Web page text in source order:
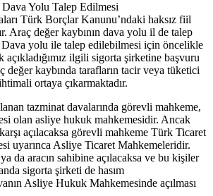
Yolu Talep Edilmesi
Türk Borçlar Kanunu’ndaki haksız fiil
Araç değer kaybının dava yolu il de talep
yolu ile talep edilebilmesi için öncelikle
açıkladığımız ilgili sigorta şirketine başvuru
değer kaybında tarafların tacir veya tüketici
ortaya çıkarmaktadır.
tazminat davalarında görevli mahkeme,
olan asliye hukuk mahkemesidir. Ancak
açılacaksa görevli mahkeme Türk Ticaret
uyarınca Asliye Ticaret Mahkemeleridir.
da aracın sahibine açılacaksa ve bu kişiler
sigorta şirketi de hasım
Asliye Hukuk Mahkemesinde açılması